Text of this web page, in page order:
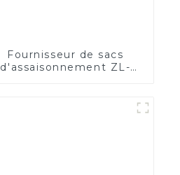
Fournisseur de sacs
d'assaisonnement ZL-